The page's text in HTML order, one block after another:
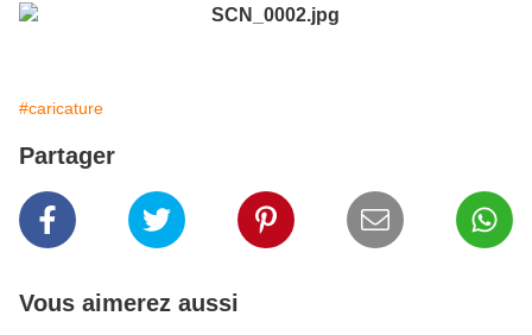
#caricature
Partager
Vous aimerez aussi